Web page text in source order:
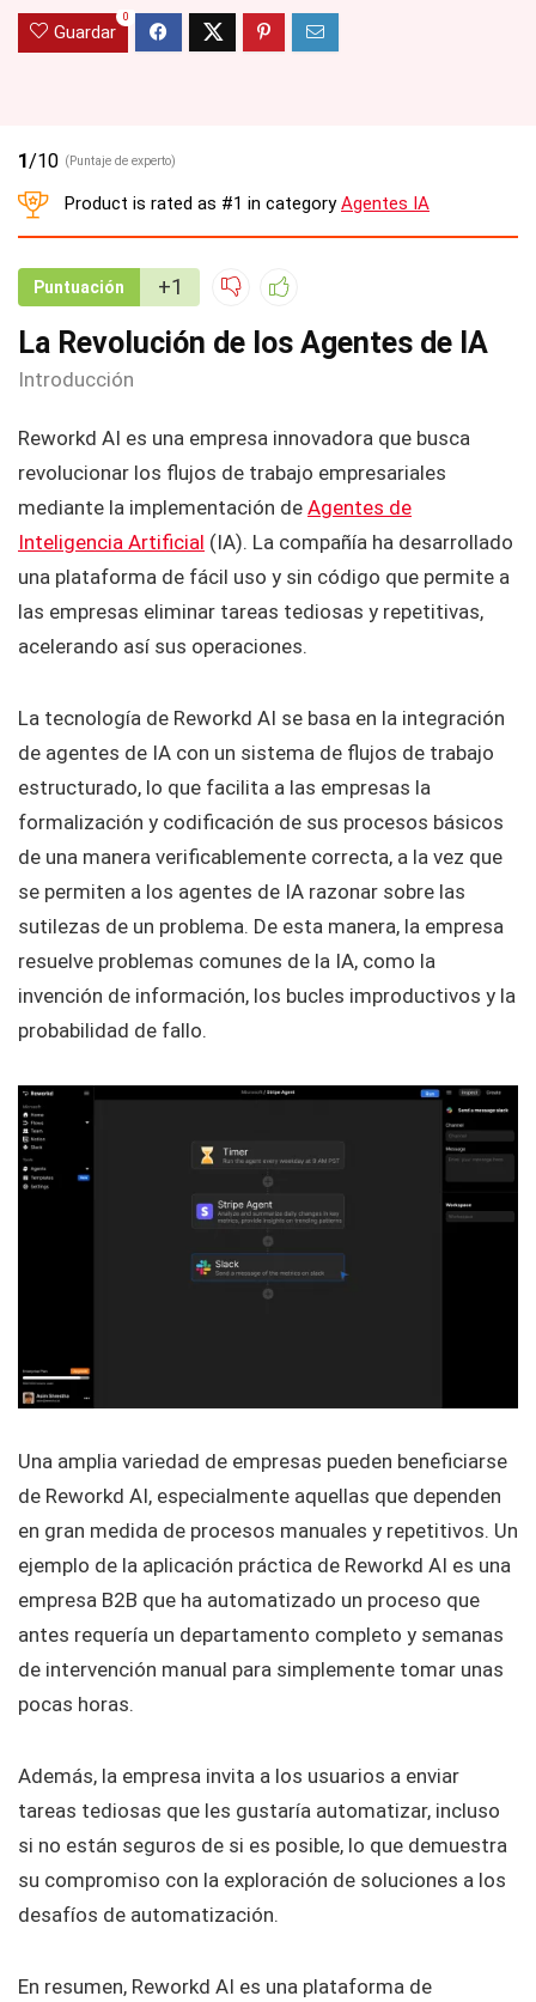
Guardar
0
1/10 (Puntaje de experto)
Product is rated as #1 in categoryAgentes IA
Puntuación +1
La Revolución de los Agentes de IA
Introducción
Reworkd AI es una empresa innovadora que busca
revolucionar los flujos de trabajo empresariales
mediante la implementación de Agentes de
Inteligencia Artificial (IA). La compañía ha desarrollado
una plataforma de fácil uso y sin código que permite a
las empresas eliminar tareas tediosas y repetitivas,
acelerando así sus operaciones.
La tecnología de Reworkd AI se basa en la integración
de agentes de IA con un sistema de flujos de trabajo
estructurado, lo que facilita a las empresas la
formalización y codificación de sus procesos básicos
de una manera verificablemente correcta, a la vez que
se permiten a los agentes de IA razonar sobre las
sutilezas de un problema. De esta manera, la empresa
resuelve problemas comunes de la IA, como la
invención de información, los bucles improductivos y la
probabilidad de fallo.
Una amplia variedad de empresas pueden beneficiarse
de Reworkd AI, especialmente aquellas que dependen
en gran medida de procesos manuales y repetitivos. Un
ejemplo de la aplicación práctica de Reworkd AI es una
empresa B2B que ha automatizado un proceso que
antes requería un departamento completo y semanas
de intervención manual para simplemente tomar unas
pocas horas.
Además, la empresa invita a los usuarios a enviar
tareas tediosas que les gustaría automatizar, incluso
si no están seguros de si es posible, lo que demuestra
su compromiso con la exploración de soluciones a los
desafíos de automatización.
En resumen, Reworkd AI es una plataforma de